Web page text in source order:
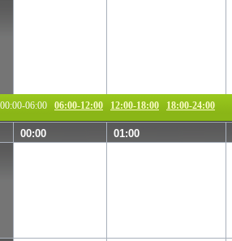
00:00-06:00 06:00-12:00 12:00-18:00 18:00-24:00
00:00 01:00